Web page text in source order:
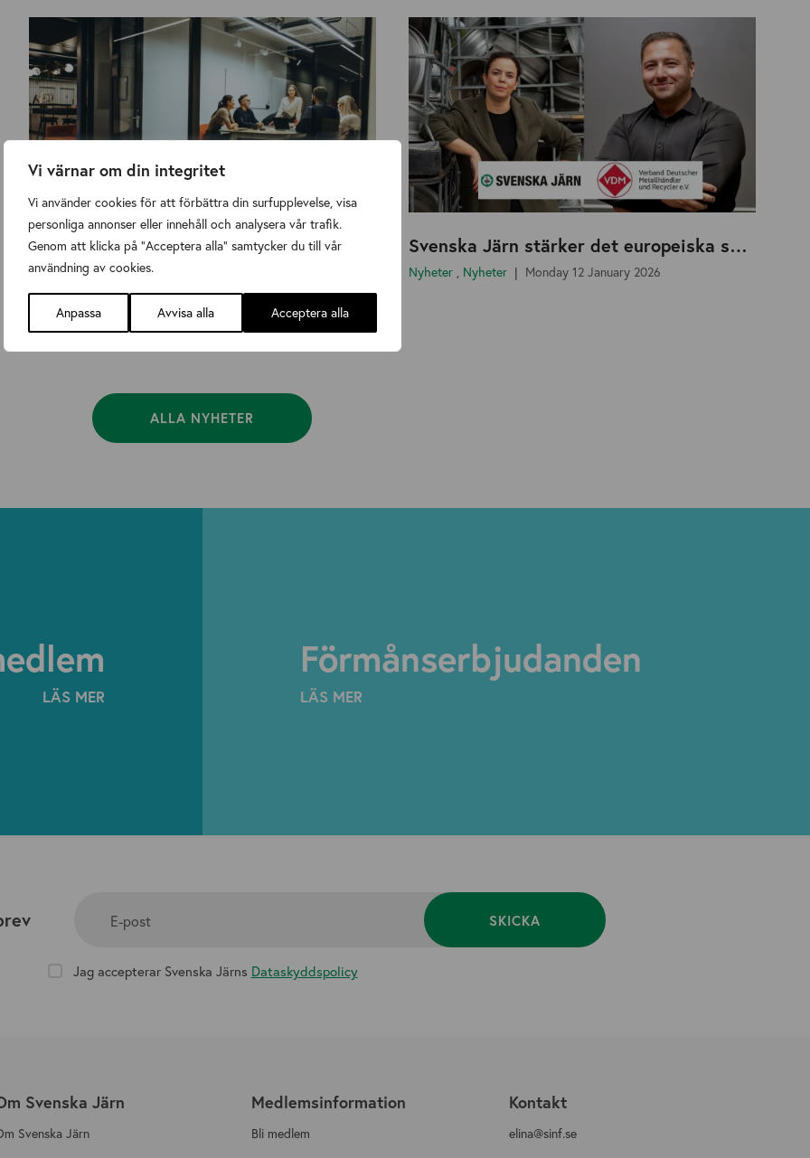
Vi värnar om din integritet
Vi använder cookies för att förbättra din surfupplevelse, visa
personliga annonser eller innehåll och analysera vår trafik.
Genom att klicka på "Acceptera alla" samtycker du till vår
användning av cookies.
Anpassa Avvisa alla Acceptera alla
Årsmöte Svenska Järn 28 maj!
,Nyheter
Svenska Järn stärker det europeiska samarbetet med VDM och startar en nordisk arbetsgrupp
Nyheter Nyheter Monday 12 January 2026
ALLA NYHETER
LÄS MER
Förmånserbjudanden
LÄS MER
E-post SKICKA
Jag accepterar Svenska Järns Dataskyddspolicy
Svenska Järn
Svenska Järn
Medlemsinformation
Bli medlem
Kontakt
elina@sinf.se